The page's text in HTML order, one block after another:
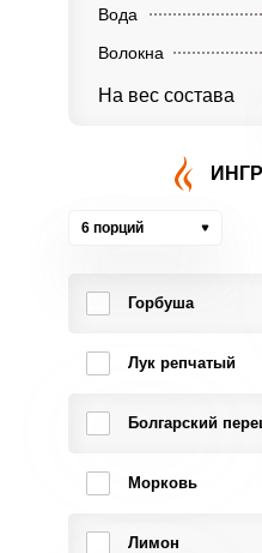
Вода
Волокна
На вес состава
6 порций
Горбуша
Лук репчатый
Болгарский
Морковь
Лимон